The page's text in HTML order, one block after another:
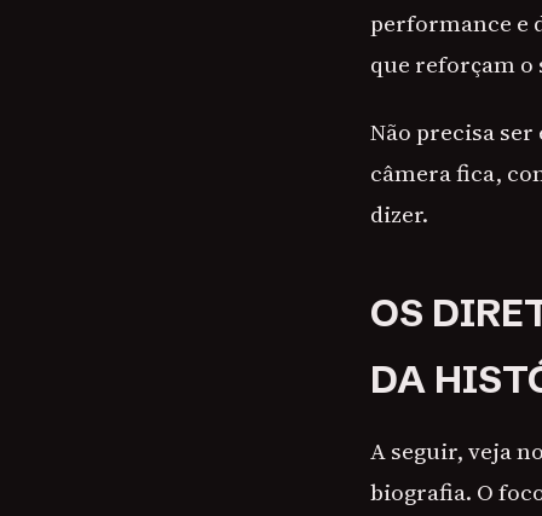
performance e
que reforçam o
Não precisa
câmera fica,
dizer.
OS
DA
A seguir, veja
biografia. O